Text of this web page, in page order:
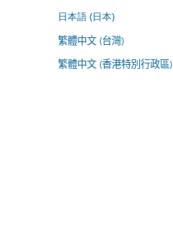
日本語 (日本)
繁體中文 (台灣)
繁體中文 (香港特別行政區)